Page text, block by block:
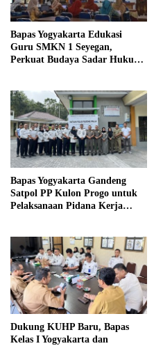
Bapas Yogyakarta Edukasi
Guru SMKN 1 Seyegan,
Perkuat Budaya Sadar Hukum
Bapas Yogyakarta Gandeng
Satpol PP Kulon Progo untuk
Pelaksanaan Pidana Kerja
Dukung KUHP Baru, Bapas
Kelas I Yogyakarta dan